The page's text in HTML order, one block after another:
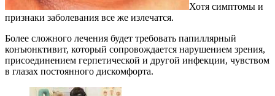
Хотя симптомы и
признаки заболевания все же излечатся.
Более сложного лечения будет требовать папиллярный
конъюнктивит, который сопровождается нарушением зрения,
присоединением герпетической и другой инфекции, чувством
в глазах постоянного дискомфорта.